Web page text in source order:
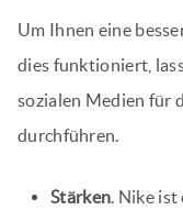
Um Ihnen eine
dies funktioniert,
sozialen Medien für
durchführen.
Stärken. Nike ist